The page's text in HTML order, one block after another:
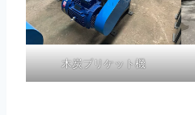
木炭ブリケット機